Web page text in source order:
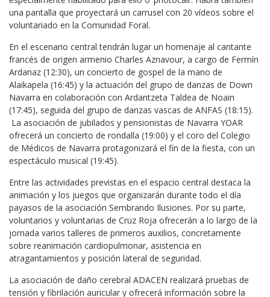
una pantalla que proyectará un carrusel con 20 vídeos sobre el
voluntariado en la Comunidad Foral.
En el escenario central tendrán lugar un homenaje al cantante
francés de origen armenio Charles Aznavour, a cargo de Fermín
Ardanaz (12:30), un concierto de gospel de la mano de
Alaikapela (16:45) y la actuación del grupo de danzas de Down
Navarra en colaboración con Ardantzeta Taldea de Noain
(17:45), seguida del grupo de danzas vascas de ANFAS (18:15).
La asociación de jubilados y pensionistas de Navarra YOAR
ofrecerá un concierto de rondalla (19:00) y el coro del Colegio
de Médicos de Navarra protagonizará el fin de la fiesta, con un
espectáculo musical (19:45).
Entre las actividades previstas en el espacio central destaca la
animación y los juegos que organizarán durante todo el día
payasos de la asociación Sembrando Ilusiones. Por su parte,
voluntarios y voluntarias de Cruz Roja ofrecerán a lo largo de la
jornada varios talleres de primeros auxilios, concretamente
sobre reanimación cardiopulmonar, asistencia en
atragantamientos y posición lateral de seguridad.
La asociación de daño cerebral ADACEN realizará pruebas de
tensión y fibrilación auricular y ofrecerá información sobre la